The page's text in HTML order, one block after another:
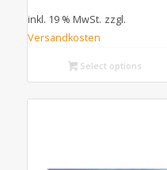
inkl. 19 % MwSt. zzgl.
Versandkosten
Select options